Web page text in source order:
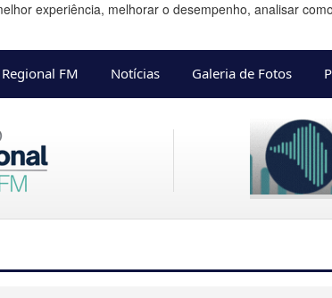
experiência, melhorar o desempenho, analisar
FM Notícias Galeria de Fotos